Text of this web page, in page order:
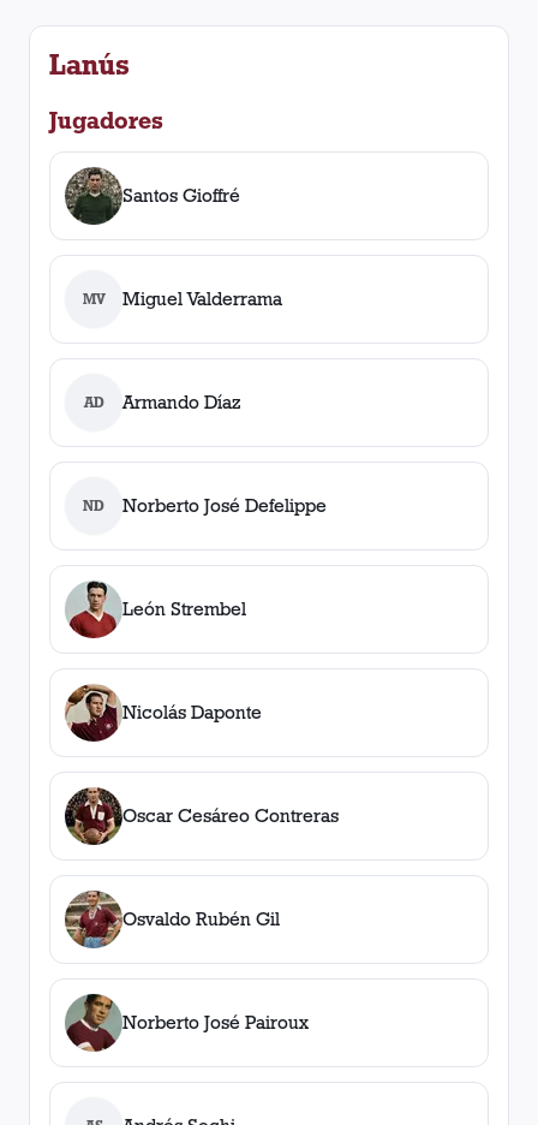
Lanús
Jugadores
Santos Gioffré
MV Miguel Valderrama
AD Armando Díaz
ND Norberto José Defelippe
León Strembel
Nicolás Daponte
Oscar Cesáreo Contreras
Osvaldo Rubén Gil
Norberto José Pairoux